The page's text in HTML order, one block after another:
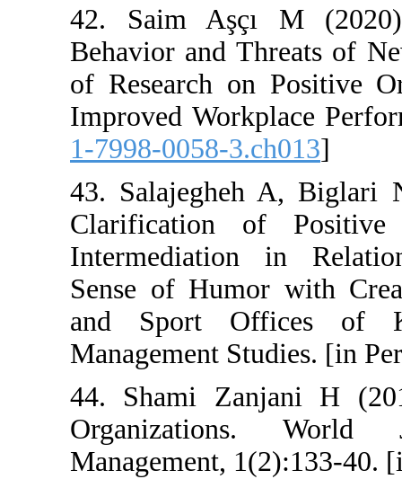
42. Saim
Behavior and
of Research
Improved
1-7998-0058-
43.
Clarification
Sense of
and Sport
Management
44. Shami
Management,